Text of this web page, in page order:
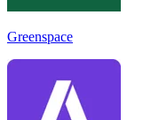
Greenspace